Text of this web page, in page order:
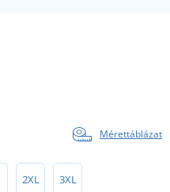
Mérettáblázat
2XL 3XL